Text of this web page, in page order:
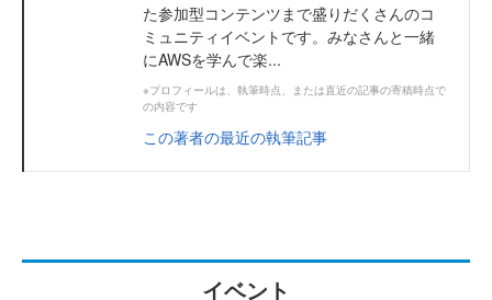
た参加型コンテンツまで盛りだくさんのコ
ミュニティイベントです。みなさんと一緒
にAWSを学んで楽...
※プロフィールは、執筆時点、または直近の記事の寄稿時点で
の内容です
この著者の最近の執筆記事
イベント